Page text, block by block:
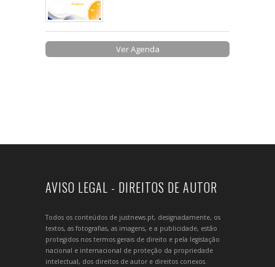
Ver Agenda
AVISO LEGAL - DIREITOS DE AUTOR
Todos os conteúdos de justnews.pt, designadamente, os
textos, as fotografias, as imagens, e a publicidade, estão
protegidos nos termos gerais de direito e pela legislação
nacional e internacional de proteção da propriedade
intelectual, dos direitos de autor e direitos conexos.